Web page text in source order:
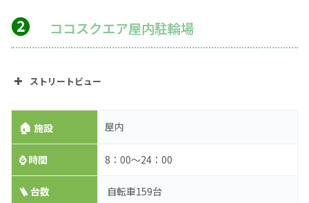
❷ ココスクエア屋内駐輪場
ストリートビュー
🏠施設 屋内
⌚時間 8：00～24：00
🪜 台数 自転車159台